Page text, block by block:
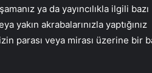
ya da yayıncılıkla ilgili bazı
yakın akrabalarınızla yaptığınız
parası veya mirası üzerine bir